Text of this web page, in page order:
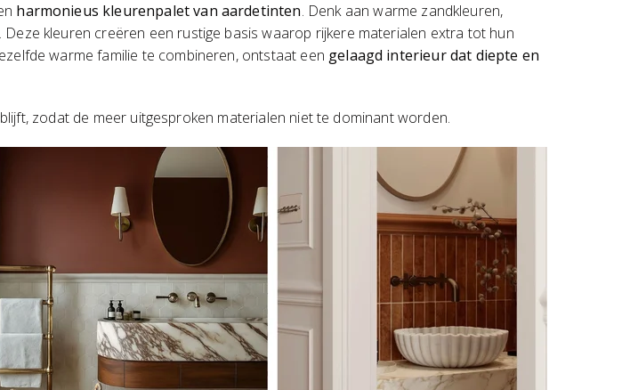
harmonieus kleurenpalet van aardetinten. Denk aan warme zandkleuren,
kleuren creëren een rustige basis waarop rijkere materialen extra tot hun
warme familie te combineren, ontstaat een gelaagd interieur dat diepte en
zodat de meer uitgesproken materialen niet te dominant worden.